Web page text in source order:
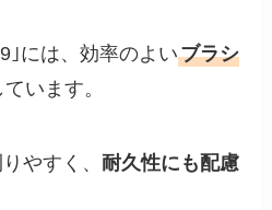
｣には、効率のよいブラシ
ています。
やすく、 耐久性にも配慮